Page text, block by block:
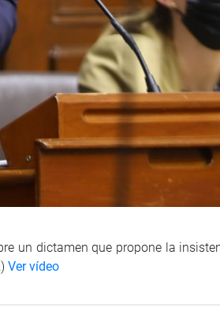
un dictamen que propone la
Ver vídeo